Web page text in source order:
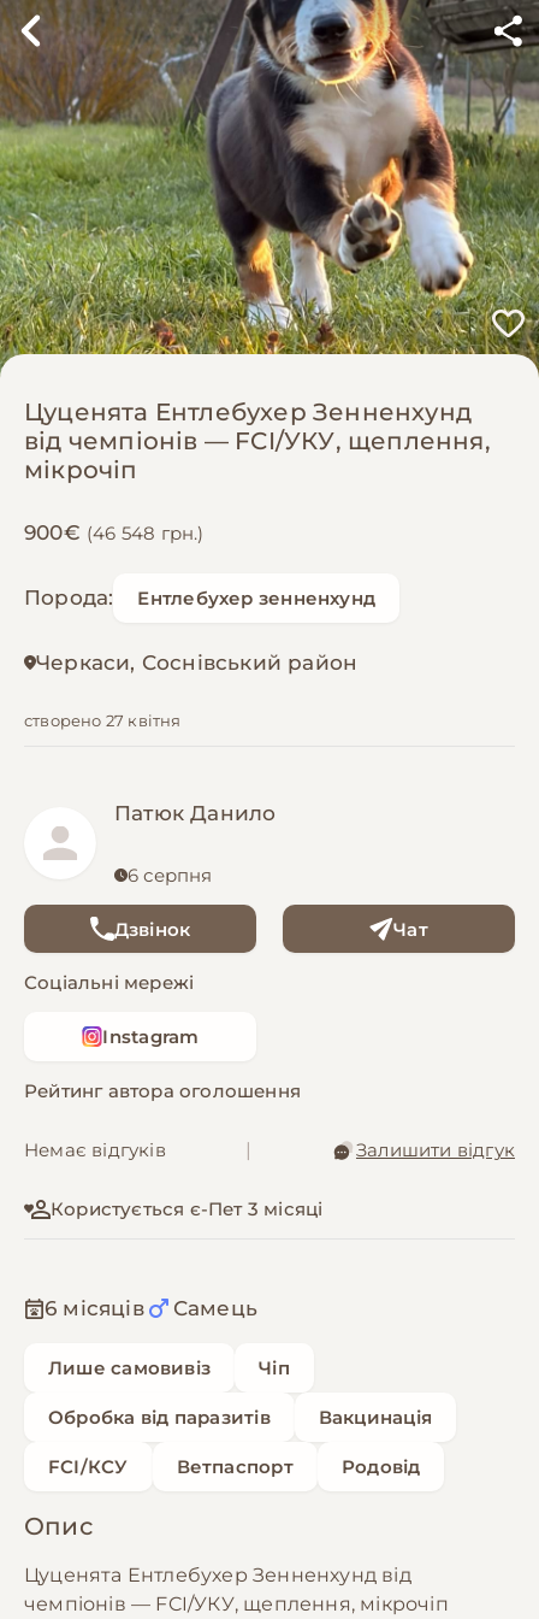
Цуценята Ентлебухер Зенненхунд
від чемпіонів — FCI/УКУ, щеплення,
мікрочіп
900€ (46 548 грн.)
Порода: Ентлебухер зенненхунд
Черкаси, Соснівський район
створено 27 квітня
Патюк Данило
6 серпня
Дзвінок Чат
Соціальні мережі
Instagram
Рейтинг автора оголошення
Немає відгуків Залишити відгук
Користується є-Пет 3 місяці
6 місяців Самець
Лише самовивіз Чіп
Обробка від паразитів Вакцинація
FCI/КСУ Ветпаспорт Родовід
Опис
Цуценята Ентлебухер Зенненхунд від
чемпіонів — FCI/УКУ, щеплення, мікрочіп